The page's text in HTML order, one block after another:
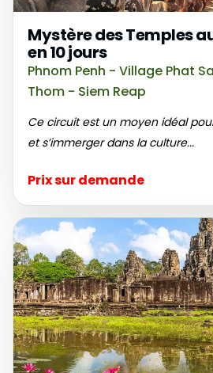
Mystère des Temples
en 10 jours
Phnom Penh - Village Phat
Thom - Siem Reap
Ce circuit est un moyen idéal
et s’immerger dans la culture...
Prix sur demande